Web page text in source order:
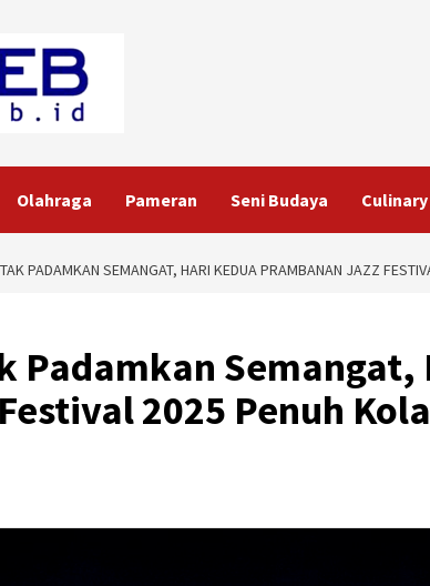
Olahraga Pameran Seni Budaya Culinary
PADAMKAN SEMANGAT, HARI KEDUA PRAMBANAN JAZZ
Padamkan Semangat,
2025 Penuh